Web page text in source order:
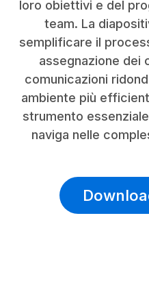
loro obiettivi e del
team. La
semplificare il
assegnazione dei
comunicazioni
ambiente più
strumento
naviga nelle